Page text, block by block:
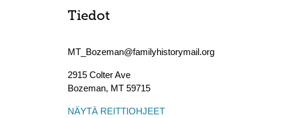
Tiedot
MT_Bozeman@familyhistorymail.org
2915 Colter Ave
Bozeman, MT 59715
NÄYTÄ REITTIOHJEET